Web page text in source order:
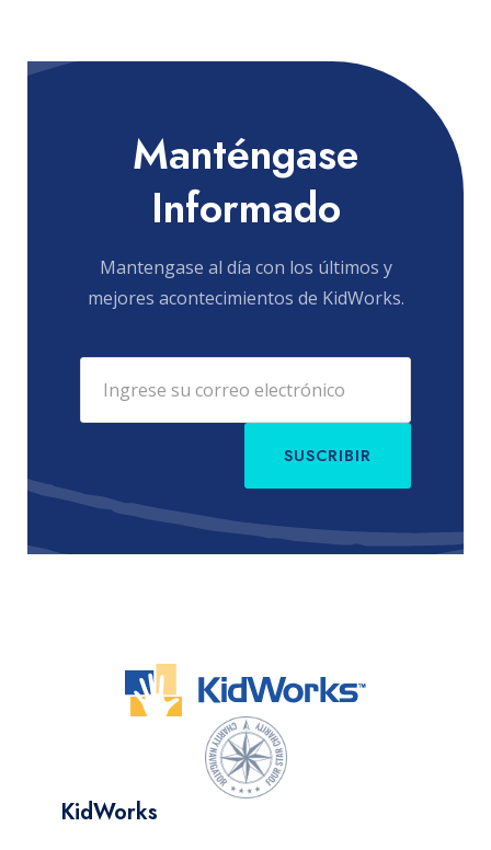
Manténgase
Informado
Mantengase al día con los últimos y
mejores acontecimientos de KidWorks.
SUSCRIBIR
KidWorks